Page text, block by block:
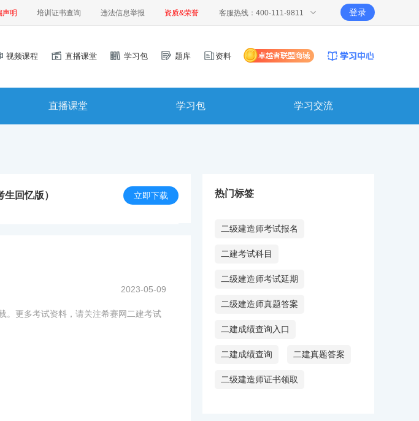
声明 培训证书查询 违法信息举报 资质&荣誉 客服热线：400-111-9811 登录
视频课程 直播课堂 学习包 题库 资料
直播课堂 学习包 学习交流
回忆版） 立即下载
2023-05-09
。更多考试资料，请关注希赛网二建考试
热门标签
二级建造师考试报名
二建考试科目
二级建造师考试延期
二级建造师真题答案
二建成绩查询入口
二建成绩查询 二建真题答案
二级建造师证书领取